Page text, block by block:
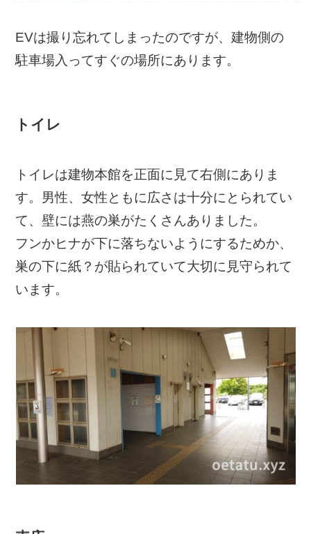
EVは撮り忘れてしまったのですが、建物側の
駐車場入ってすぐの場所にあります。
トイレ
トイレは建物本館を正面に見て右側にありま
す。男性、女性ともに広さは十分にとられてい
て、壁には燕の巣がたくさんありました。
フンかヒナが下に落ちないようにするためか、
巣の下に紙？が貼られていて大切に見守られて
います。